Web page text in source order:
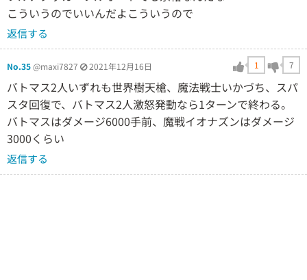
こういうのでいいんだよこういうので
返信する
No.35@maxi7827 2021年12月16日 1 7
バトマス2人いずれも世界樹天槍、魔法戦士いかづち、スパ
スタ回復で、バトマス2人激怒発動なら1ターンで終わる。
バトマスはダメージ6000手前、魔戦イオナズンはダメージ
3000くらい
返信する